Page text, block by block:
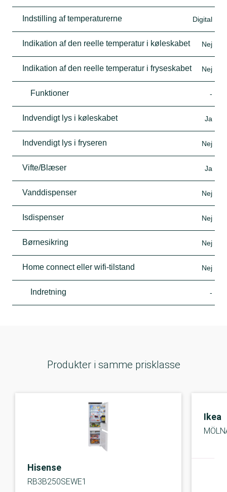
Indstilling af temperaturerne Digital
Indikation af den reelle temperatur i køleskabet Nej
Indikation af den reelle temperatur i fryseskabet Nej
Funktioner -
Indvendigt lys i køleskabet Ja
Indvendigt lys i fryseren Nej
Vifte/Blæser Ja
Vanddispenser Nej
Isdispenser Nej
Børnesikring Nej
Home connect eller wifi-tilstand Nej
Indretning -
Produkter i samme prisklasse
Hisense
RB3B250SEWE1
Ikea